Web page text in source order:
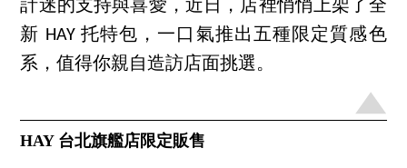
計迷的支持與喜愛，近日，店裡悄悄上架了全
新 HAY 托特包，一口氣推出五種限定質感色
系，值得你親自造訪店面挑選。
HAY 台北旗艦店限定販售